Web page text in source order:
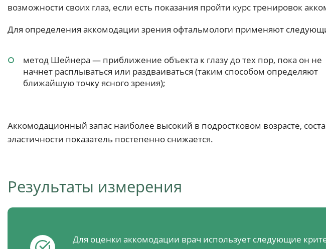
возможности своих глаз, если есть показания пройти курс тренировок
Для определения аккомодации зрения офтальмологи применяют
метод Шейнера — приближение объекта к глазу до тех пор, пока он не
начнет расплываться или раздваиваться (таким способом определяют
ближайшую точку ясного зрения);
Аккомодационный запас наиболее высокий в подростковом возрасте,
эластичности показатель постепенно снижается.
Результаты измерения
Для оценки аккомодации врач использует следующие